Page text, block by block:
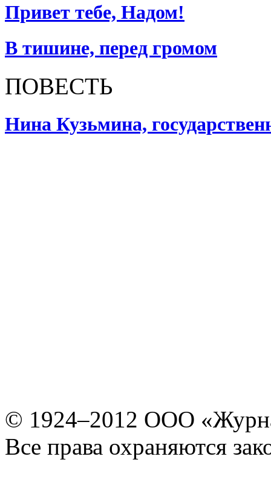
Привет тебе, Надом!
В тишине, перед громом
ПОВЕСТЬ
Нина Кузьмина,
© 1924–2012 ООО
Все права охраняются